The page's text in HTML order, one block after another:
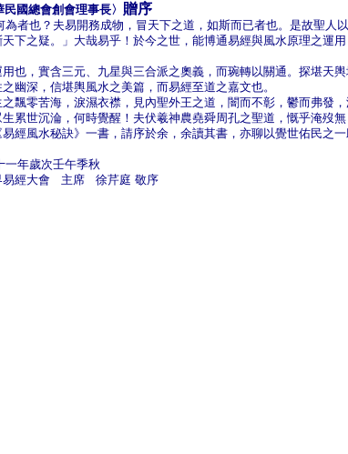
民國總會創會理事長〉 贈序
者也？夫易開務成物，冒天下之道，如斯而已者也。是故聖人以
下之疑。」大哉易乎！於今之世，能博通易經與風水原理之運用
也，實含三元、九星與三合派之奧義，而琬轉以關通。探堪天
幽深，信堪輿風水之美篇，而易經至道之嘉文也。
飄零苦海，淚濕衣襟，見內聖外王之道，闇而不彰，鬱而弗發
累世沉淪，何時覺醒！夫伏羲神農堯舜周孔之聖道，慨乎淹歿無
經風水秘訣》一書，請序於余，余讀其書，亦聊以覺世佑民之一
壬午季秋
主席 徐芹庭 敬序